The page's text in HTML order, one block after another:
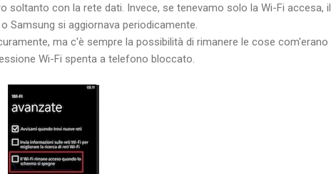
soltanto con la rete dati. Invece, se tenevamo solo la Wi-Fi accesa, il
Samsung si aggiornava periodicamente.
ma c'è sempre la possibilità di rimanere le cose com'erano
Wi-Fi spenta a telefono bloccato.